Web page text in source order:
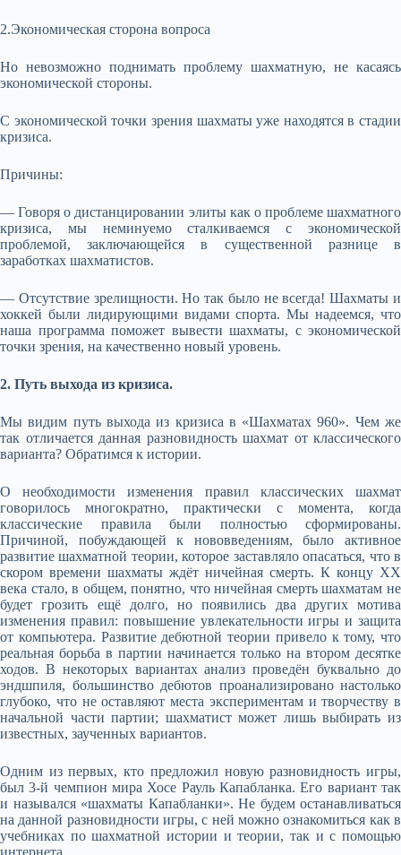
2.Экономическая сторона вопроса
Но невозможно поднимать проблему шахматную, не касаясь
экономической стороны.
С экономической точки зрения шахматы уже находятся в стадии
кризиса.
Причины:
— Говоря о дистанцировании элиты как о проблеме шахматного
кризиса, мы неминуемо сталкиваемся с экономической
проблемой, заключающейся в существенной разнице в
заработках шахматистов.
— Отсутствие зрелищности. Но так было не всегда! Шахматы и
хоккей были лидирующими видами спорта. Мы надеемся, что
наша программа поможет вывести шахматы, с экономической
точки зрения, на качественно новый уровень.
2. Путь выхода из кризиса.
Мы видим путь выхода из кризиса в «Шахматах 960». Чем же
так отличается данная разновидность шахмат от классического
варианта? Обратимся к истории.
О необходимости изменения правил классических шахмат
говорилось многократно, практически с момента, когда
классические правила были полностью сформированы.
Причиной, побуждающей к нововведениям, было активное
развитие шахматной теории, которое заставляло опасаться, что в
скором времени шахматы ждёт ничейная смерть. К концу XX
века стало, в общем, понятно, что ничейная смерть шахматам не
будет грозить ещё долго, но появились два других мотива
изменения правил: повышение увлекательности игры и защита
от компьютера. Развитие дебютной теории привело к тому, что
реальная борьба в партии начинается только на втором десятке
ходов. В некоторых вариантах анализ проведён буквально до
эндшпиля, большинство дебютов проанализировано настолько
глубоко, что не оставляют места экспериментам и творчеству в
начальной части партии; шахматист может лишь выбирать из
известных, заученных вариантов.
Одним из первых, кто предложил новую разновидность игры,
был 3-й чемпион мира Хосе Рауль Капабланка. Его вариант так
и назывался «шахматы Капабланки». Не будем останавливаться
на данной разновидности игры, с ней можно ознакомиться как в
учебниках по шахматной истории и теории, так и с помощью
интернета.